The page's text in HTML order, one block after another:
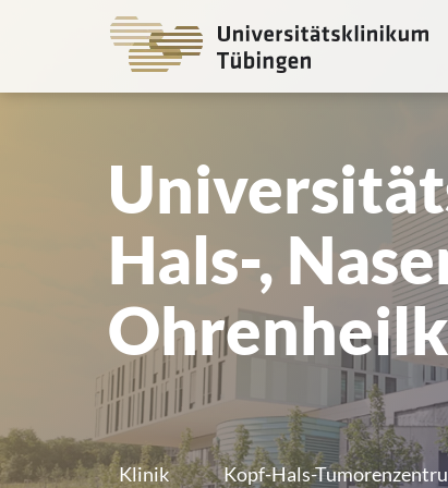
Hals-,
Klinik Kopf-Hals-